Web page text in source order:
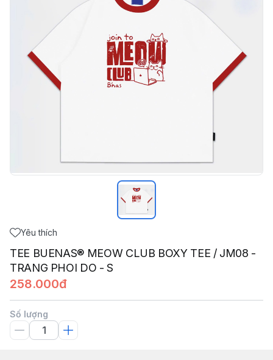
Yêu thích
TEE BUENAS® MEOW CLUB BOXY TEE / JM08 -
TRANG PHOI DO - S
258.000đ
Số lượng